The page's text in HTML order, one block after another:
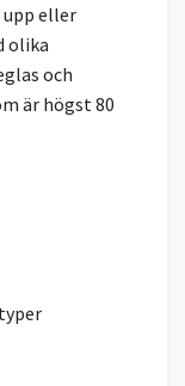
eller
olika
och
är högst 80